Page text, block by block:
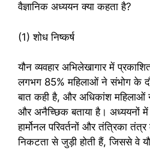
वैज्ञानिक अध्ययन क्या कहता है?
(1) शोध निष्कर्ष
यौन व्यवहार अभिलेखागार में
लगभग 85% महिलाओं ने संभोग के
बात कही है, और अधिकांश महिलाओं
और अनैच्छिक बताया है। अध्ययनों में
हार्मोनल परिवर्तनों और तंत्रिका
निकटता से जुड़ी होती हैं, जिससे वे